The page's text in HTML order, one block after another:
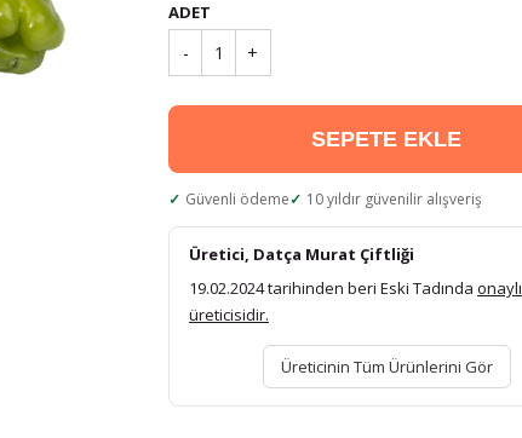
ADET
- 1 +
SEPETE EKLE
Güvenli ödeme 10 yıldır güvenilir alışveriş
Üretici, Datça Murat Çiftliği
19.02.2024 tarihinden beri Eski Tadında onaylı
üreticisidir.
Üreticinin Tüm Ürünlerini Gör